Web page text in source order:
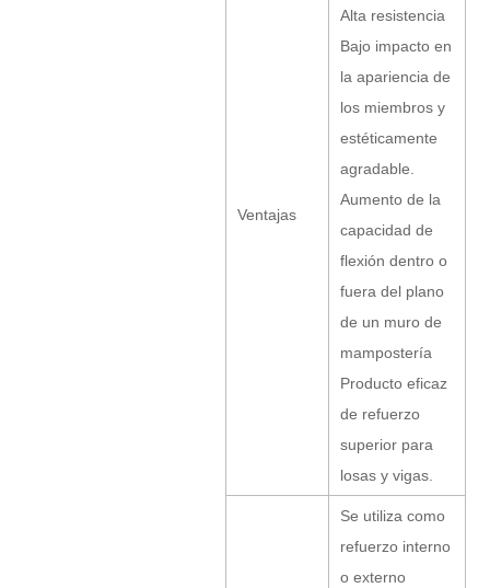
Ventajas
Alta resistencia
Bajo impacto en
la apariencia de
los miembros y
estéticamente
agradable.
Aumento de la
capacidad de
flexión dentro o
fuera del plano
de un muro de
mampostería
Producto eficaz
de refuerzo
superior para
losas y vigas.
Se utiliza como
refuerzo interno
o externo